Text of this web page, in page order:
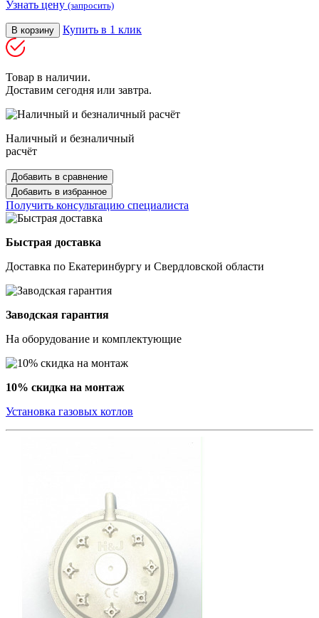
Узнать цену (запросить)
В корзину Купить в 1 клик
Товар в наличии.
Доставим сегодня или завтра.
Наличный и безналичный
расчёт
Добавить в сравнение
Добавить в избранное
Получить консультацию специалиста
Быстрая доставка
Доставка по Екатеринбургу и Свердловской области
Заводская гарантия
На оборудование и комплектующие
10% скидка на монтаж
Установка газовых котлов